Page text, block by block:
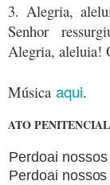
3. Alegria,
Senhor
Alegria, aleluia!
Música aqui.
ATO PENITENCIAL
Perdoai
Perdoai